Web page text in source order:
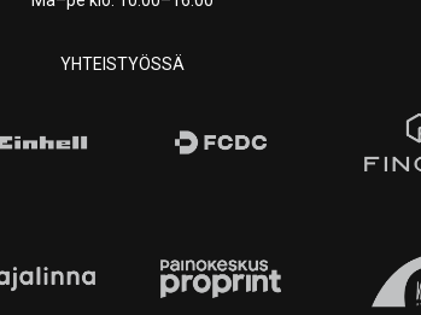
YHTEISTYÖSSÄ